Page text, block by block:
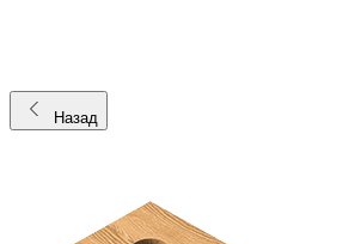
Назад